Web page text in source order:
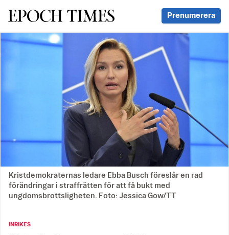
Svenska Epoch Times Prenumerera
Kristdemokraternas ledare Ebba Busch föreslår en rad
förändringar i straffrätten för att få bukt med
ungdomsbrottsligheten. Foto: Jessica Gow/TT
INRIKES